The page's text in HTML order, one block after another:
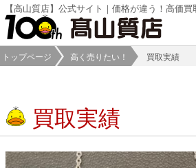
【高山質店】公式サイト｜価格が違う！高価
トップページ 高く売りたい！ 買取実績
買取実績